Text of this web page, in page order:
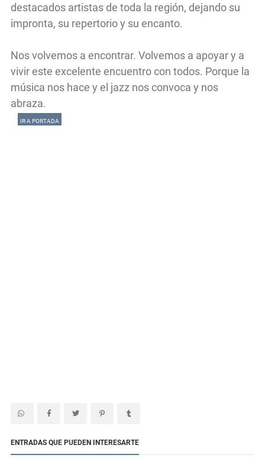
destacados artistas de toda la región, dejando su
impronta, su repertorio y su encanto.
Nos volvemos a encontrar. Volvemos a apoyar y a
vivir este excelente encuentro con todos. Porque la
música nos hace y el jazz nos convoca y nos
abraza.
IR A PORTADA
ENTRADAS QUE PUEDEN INTERESARTE